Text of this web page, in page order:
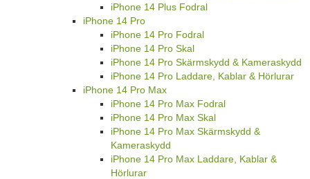
iPhone 14 Plus Fodral
iPhone 14 Pro
iPhone 14 Pro Fodral
iPhone 14 Pro Skal
iPhone 14 Pro Skärmskydd & Kameraskydd
iPhone 14 Pro Laddare, Kablar & Hörlurar
iPhone 14 Pro Max
iPhone 14 Pro Max Fodral
iPhone 14 Pro Max Skal
iPhone 14 Pro Max Skärmskydd &
Kameraskydd
iPhone 14 Pro Max Laddare, Kablar &
Hörlurar